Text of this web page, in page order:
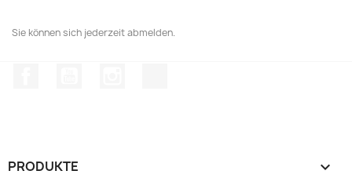
Sie können sich jederzeit abmelden.
PRODUKTE 